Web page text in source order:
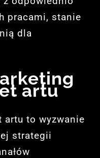
pracami, stanie
dla
artu
artu to wyzwanie
strategii